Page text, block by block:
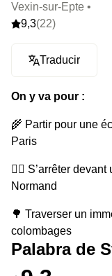
Vexin-sur-Epte •
9,3(22)
Traducir
On y va pour :
🌾 Partir pour une
Paris
🤸‍♀️ S’arrêter
Normand
🌳 Traverser un
colombages
🧺 Récupérer son
Palabra de